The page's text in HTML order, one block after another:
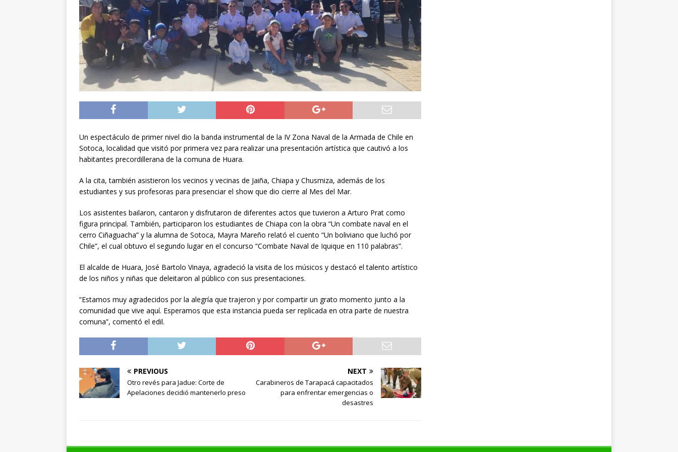
noviembre
INTERNACIONAL
[ 06/08/2026 ] Alerta preventiva por influenza aviar tras nuevo hallazgo de ave
silvestre positiva en Iquique
IQUIQUE
[ 07/08/2026 ] A 81 años del ataque en Hiroshima, Japón se abre a tener bombas
nucleares
INTERNACIONAL
Un espectáculo de primer nivel dio la banda instrumental de la IV Zona Naval de la Armada de Chile en
Sotoca, localidad que visitó por primera vez para realizar una presentación artística que cautivó a los
habitantes precordillerana de la comuna de Huara.
A la cita, también asistieron los vecinos y vecinas de Jaiña, Chiapa y Chusmiza, además de los
estudiantes y sus profesoras para presenciar el show que dio cierre al Mes del Mar.
Los asistentes bailaron, cantaron y disfrutaron de diferentes actos que tuvieron a Arturo Prat como
figura principal. También, participaron los estudiantes de Chiapa con la obra “Un combate naval en el
cerro Ciñaguacha” y la alumna de Sotoca, Mayra Mareño relató el cuento “Un boliviano que luchó por
Chile”, el cual obtuvo el segundo lugar en el concurso “Combate Naval de Iquique en 110 palabras”.
El alcalde de Huara, José Bartolo Vinaya, agradeció la visita de los músicos y destacó el talento artístico
de los niños y niñas que deleitaron al público con sus presentaciones.
“Estamos muy agradecidos por la alegría que trajeron y por compartir un grato momento junto a la
comunidad que vive aquí. Esperamos que esta instancia pueda ser replicada en otra parte de nuestra
comuna”, comentó el edil.
PREVIOUS
Otro revés para Jadue: Corte de
Apelaciones decidió mantenerlo preso
NEXT
Carabineros de Tarapacá capacitados
para enfrentar emergencias o
desastres